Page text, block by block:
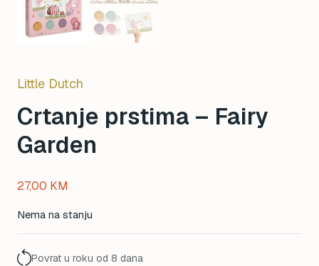
Little Dutch
Crtanje prstima – Fairy
Garden
27,00 KM
Nema na stanju
Povrat u roku od 8 dana